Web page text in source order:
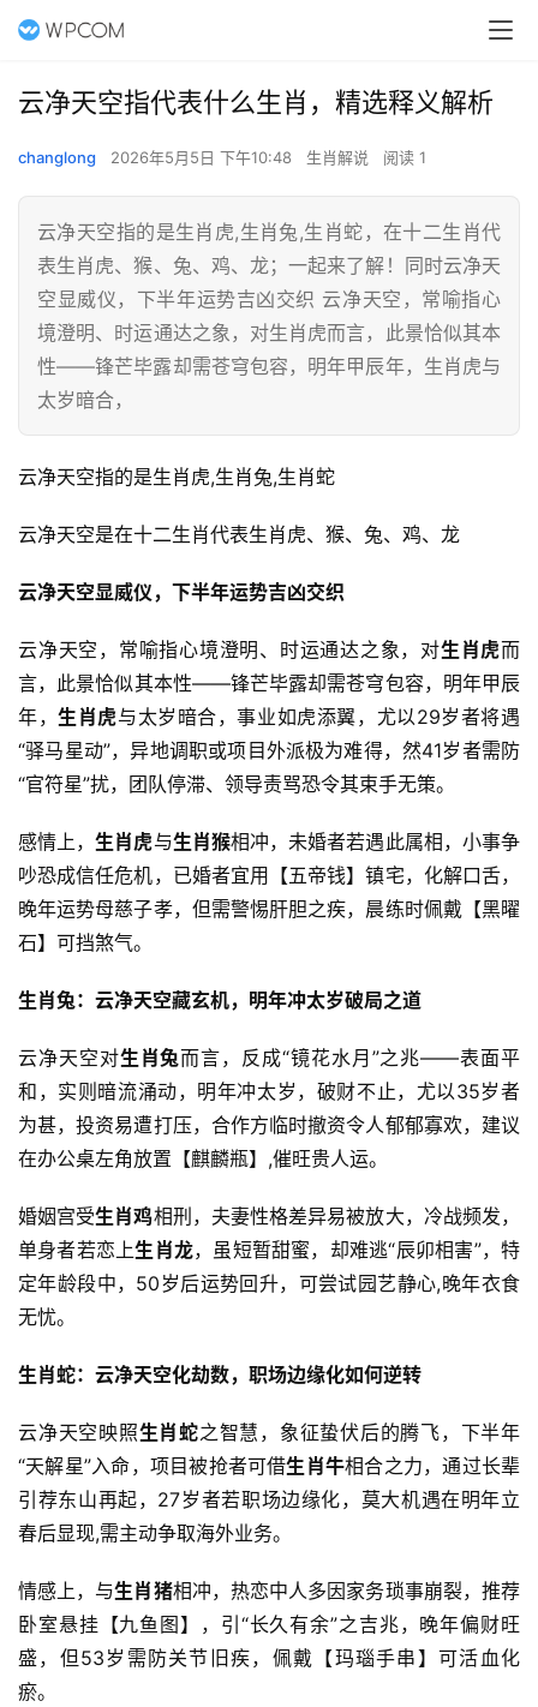
云净天空指代表什么生肖，精选释义解析
changlong 2026年5月5日 下午10:48 生肖解说 阅读 1
云净天空指的是生肖虎,生肖兔,生肖蛇，在十二生肖代
表生肖虎、猴、兔、鸡、龙；一起来了解！同时云净天
空显威仪，下半年运势吉凶交织 云净天空，常喻指心
境澄明、时运通达之象，对生肖虎而言，此景恰似其本
性——锋芒毕露却需苍穹包容，明年甲辰年，生肖虎与
太岁暗合，
云净天空指的是生肖虎,生肖兔,生肖蛇
云净天空是在十二生肖代表生肖虎、猴、兔、鸡、龙
云净天空显威仪，下半年运势吉凶交织
云净天空，常喻指心境澄明、时运通达之象，对生肖虎而
言，此景恰似其本性——锋芒毕露却需苍穹包容，明年甲辰
年，生肖虎与太岁暗合，事业如虎添翼，尤以29岁者将遇
“驿马星动”，异地调职或项目外派极为难得，然41岁者需防
“官符星”扰，团队停滞、领导责骂恐令其束手无策。
感情上，生肖虎与生肖猴相冲，未婚者若遇此属相，小事争
吵恐成信任危机，已婚者宜用【五帝钱】镇宅，化解口舌，
晚年运势母慈子孝，但需警惕肝胆之疾，晨练时佩戴【黑曜
石】可挡煞气。
生肖兔：云净天空藏玄机，明年冲太岁破局之道
云净天空对生肖兔而言，反成“镜花水月”之兆——表面平
和，实则暗流涌动，明年冲太岁，破财不止，尤以35岁者
为甚，投资易遭打压，合作方临时撤资令人郁郁寡欢，建议
在办公桌左角放置【麒麟瓶】,催旺贵人运。
婚姻宫受生肖鸡相刑，夫妻性格差异易被放大，冷战频发，
单身者若恋上生肖龙，虽短暂甜蜜，却难逃“辰卯相害”，特
定年龄段中，50岁后运势回升，可尝试园艺静心,晚年衣食
无忧。
生肖蛇：云净天空化劫数，职场边缘化如何逆转
云净天空映照生肖蛇之智慧，象征蛰伏后的腾飞，下半年
“天解星”入命，项目被抢者可借生肖牛相合之力，通过长辈
引荐东山再起，27岁者若职场边缘化，莫大机遇在明年立
春后显现,需主动争取海外业务。
情感上，与生肖猪相冲，热恋中人多因家务琐事崩裂，推荐
卧室悬挂【九鱼图】，引“长久有余”之吉兆，晚年偏财旺
盛，但53岁需防关节旧疾，佩戴【玛瑙手串】可活血化
瘀。